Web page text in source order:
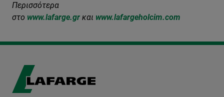
Περισσότερα
στο www.lafarge.gr και www.lafargeholcim.com